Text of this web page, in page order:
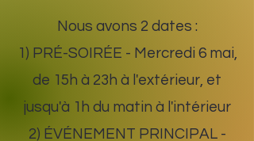
Nous avons 2 dates :
1) PRÉ-SOIRÉE - Mercredi 6 mai,
de 15h à 23h à l'extérieur, et
jusqu'à 1h du matin à l'intérieur
2) ÉVÉNEMENT PRINCIPAL -